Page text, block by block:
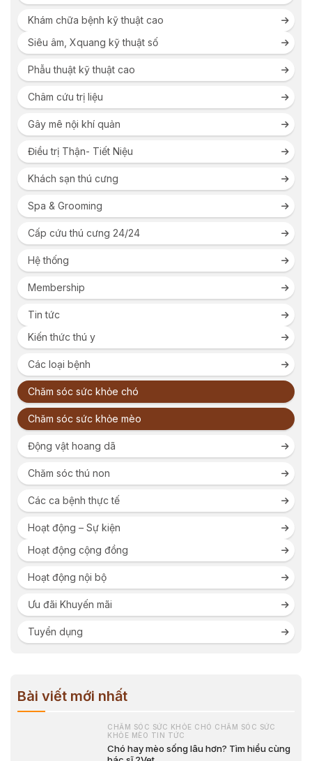
Khám chữa bệnh kỹ thuật cao
Siêu âm, Xquang kỹ thuật số
Phẫu thuật kỹ thuật cao
Châm cứu trị liệu
Gây mê nội khí quản
Điều trị Thận- Tiết Niệu
Khách sạn thú cưng
Spa & Grooming
Cấp cứu thú cưng 24/24
Hệ thống
Membership
Tin tức
Kiến thức thú y
Các loại bệnh
Chăm sóc sức khỏe chó
Chăm sóc sức khỏe mèo
Động vật hoang dã
Chăm sóc thú non
Các ca bệnh thực tế
Hoạt động – Sự kiện
Hoạt động cộng đồng
Hoạt động nội bộ
Ưu đãi Khuyến mãi
Tuyển dụng
Bài viết mới nhất
CHĂM SÓC SỨC KHỎE CHÓ CHĂM SÓC SỨC
KHỎE MÈO TIN TỨC
Chó hay mèo sống lâu hơn? Tìm hiểu cùng